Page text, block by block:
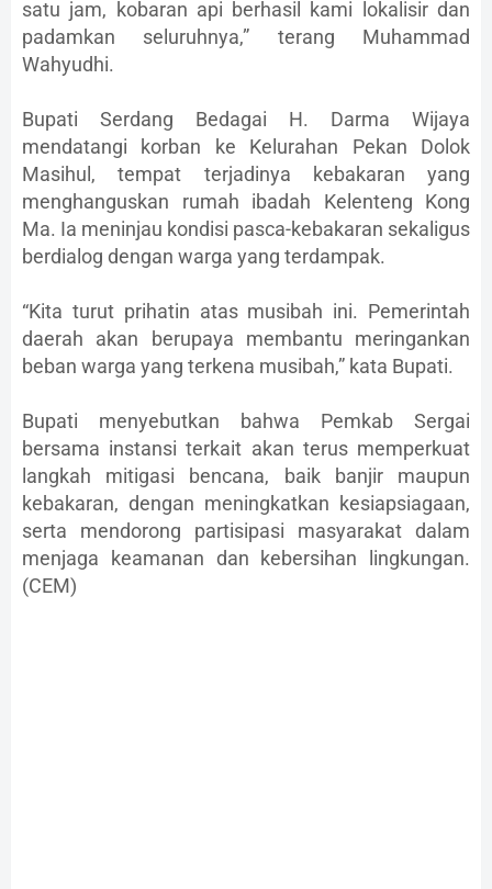
satu jam, kobaran api berhasil kami lokalisir dan
padamkan seluruhnya,” terang Muhammad
Wahyudhi.
Bupati Serdang Bedagai H. Darma Wijaya
mendatangi korban ke Kelurahan Pekan Dolok
Masihul, tempat terjadinya kebakaran yang
menghanguskan rumah ibadah Kelenteng Kong
Ma. Ia meninjau kondisi pasca-kebakaran sekaligus
berdialog dengan warga yang terdampak.
“Kita turut prihatin atas musibah ini. Pemerintah
daerah akan berupaya membantu meringankan
beban warga yang terkena musibah,” kata Bupati.‎‎
Bupati menyebutkan bahwa Pemkab Sergai
bersama instansi terkait akan terus memperkuat
langkah mitigasi bencana, baik banjir maupun
kebakaran, dengan meningkatkan kesiapsiagaan,
serta mendorong partisipasi masyarakat dalam
menjaga keamanan dan kebersihan lingkungan.
(CEM)